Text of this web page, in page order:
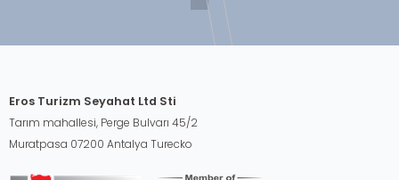
Eros Turizm Seyahat Ltd Sti
Tarım mahallesi, Perge Bulvarı 45/2
Muratpasa 07200 Antalya Turecko